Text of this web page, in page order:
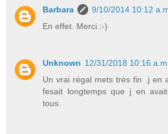
Barbara
9/10/2014 10:12
En effet. Merci.:-)
Unknown 12/31/2018 10:16 a.m.
Un vrai régal mets très fin .j en
fesait longtemps que j en
tous.